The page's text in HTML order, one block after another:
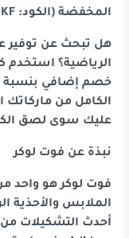
المخفضة (الكود: VIKF)
هل تبحث عن توفير
عليك سوى لصق
نبذة عن فوت لوكر
فوت لوكر هو واحد من
الملابس والأحذية